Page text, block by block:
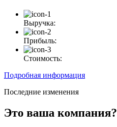
Выручка:
Прибыль:
Стоимость:
Подробная информация
Последние изменения
Это ваша компания?